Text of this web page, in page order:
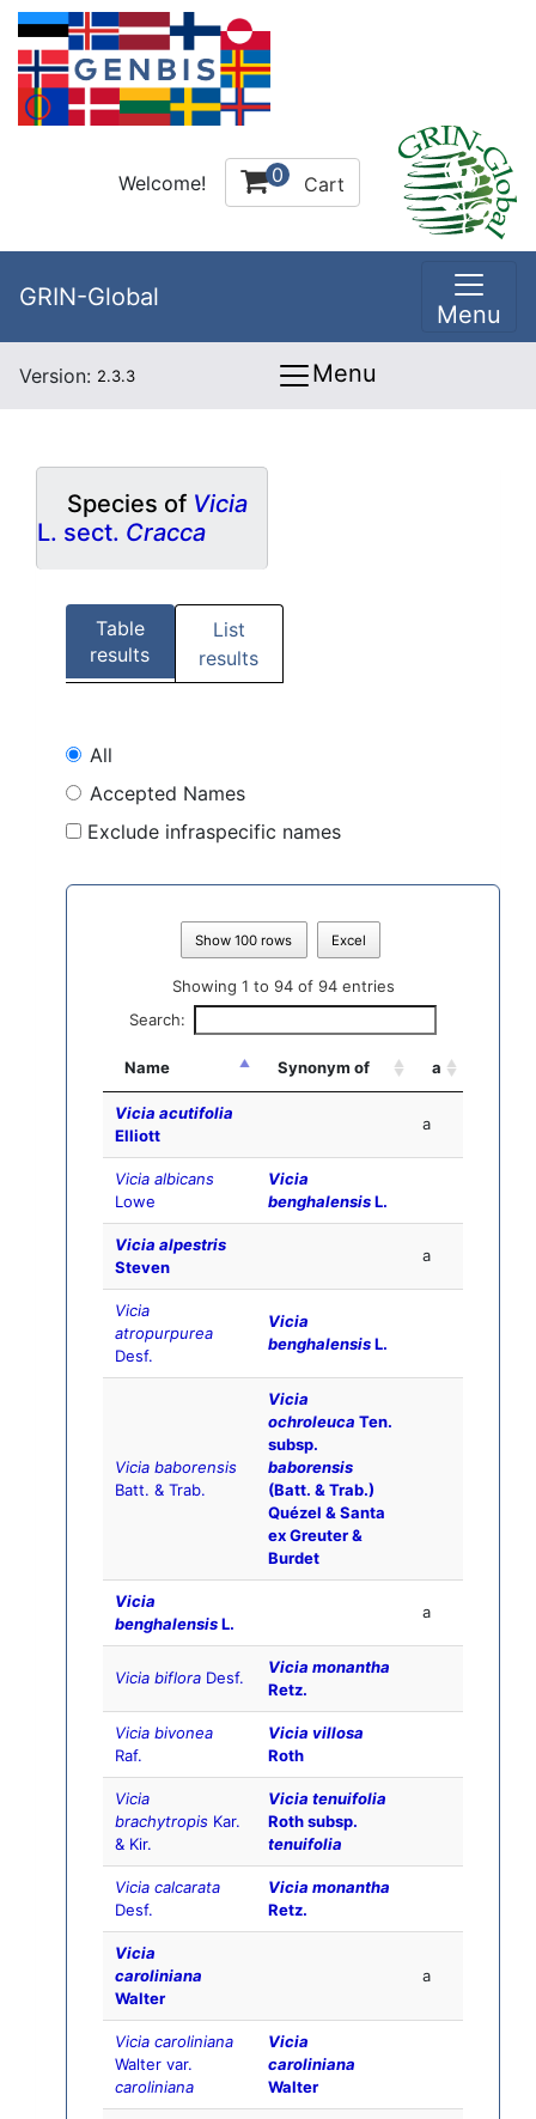
Welcome! 0 Cart
GRIN-Global
Menu
Version: 2.3.3 Menu
Species of Vicia
L. sect. Cracca
Table
results
List
results
All
Accepted Names
Exclude infraspecific names
Show 100 rows Excel
Showing 1 to 94 of 94 entries
Search:
Name Synonym of a
Vicia acutifolia
Elliott
a
Vicia albicans
Lowe
Vicia
benghalensisL.
Vicia alpestris
Steven
a
Vicia
atropurpurea
Desf.
Vicia
benghalensisL.
Vicia baborensis
Batt. & Trab.
Vicia
ochroleuca Ten.
subsp.
baborensis
(Batt. & Trab.)
Quézel & Santa
ex Greuter &
Burdet
Vicia
benghalensisL.
a
Vicia biflora Desf.
Vicia monantha
Retz.
Vicia bivonea
Raf.
Vicia villosa
Roth
Vicia
brachytropis Kar.
& Kir.
Vicia tenuifolia
Roth subsp.
tenuifolia
Vicia calcarata
Desf.
Vicia monantha
Retz.
Vicia
caroliniana
Walter
a
Vicia caroliniana
Walter var.
caroliniana
Vicia
caroliniana
Walter